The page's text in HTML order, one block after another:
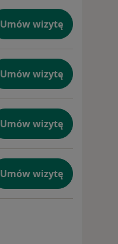
Umów wizytę
Umów wizytę
Umów wizytę
Umów wizytę